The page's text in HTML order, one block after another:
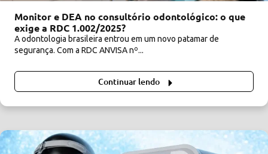
Monitor e DEA no consultório odontológico: o que
exige a RDC 1.002/2025?
A odontologia brasileira entrou em um novo patamar de
segurança. Com a RDC ANVISA nº...
Continuar lendo